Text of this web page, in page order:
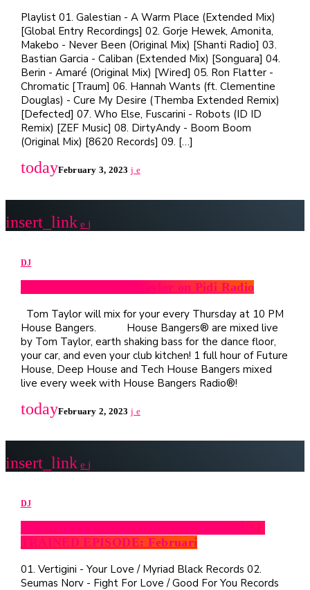
Playlist 01. Galestian - A Warm Place (Extended Mix)
[Global Entry Recordings] 02. Gorje Hewek, Amonita,
Makebo - Never Been (Original Mix) [Shanti Radio] 03.
Bastian Garcia - Caliban (Extended Mix) [Songuara] 04.
Berin - Amaré (Original Mix) [Wired] 05. Ron Flatter -
Chromatic [Traum] 06. Hannah Wants (ft. Clementine
Douglas) - Cure My Desire (Themba Extended Remix)
[Defected] 07. Who Else, Fuscarini - Robots (ID ID
Remix) [ZEF Music] 08. DirtyAndy - Boom Boom
(Original Mix) [8620 Records] 09. […]
todayFebruary 3, 2023
insert_link
DJ
Please welcome Tom Taylor on Pidi Radio
Tom Taylor will mix for your every Thursday at 10 PM
House Bangers. House Bangers® are mixed live
by Tom Taylor, earth shaking bass for the dance floor,
your car, and even your club kitchen! 1 full hour of Future
House, Deep House and Tech House Bangers mixed
live every week with House Bangers Radio®!
todayFebruary 2, 2023
insert_link
DJ
TRAINED EPISODE: Februari
01. Vertigini - Your Love / Myriad Black Records 02.
Seumas Norv - Fight For Love / Good For You Records